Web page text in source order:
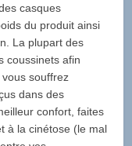
casques
du produit ainsi
La plupart des
coussinets afin
vous souffrez
dans des
confort, faites
à la cinétose (le mal